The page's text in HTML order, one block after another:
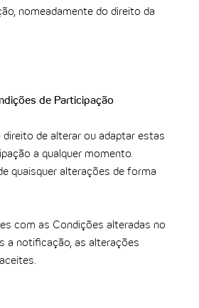
nomeadamente do direito da
de Participação
de alterar ou adaptar estas
a qualquer momento.
quaisquer alterações de forma
com as Condições alteradas no
a notificação, as alterações